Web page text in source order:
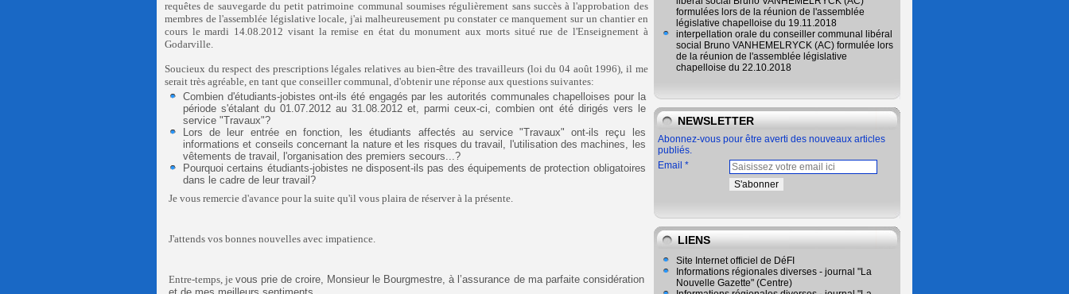
requêtes de sauvegarde du petit patrimoine communal soumises régulièrement sans succès à l'approbation des
membres de l'assemblée législative locale, j'ai malheureusement pu constater ce manquement sur un chantier en
cours le mardi 14.08.2012 visant la remise en état du monument aux morts situé rue de l'Enseignement à
Godarville.
Soucieux du respect des prescriptions légales relatives au bien-être des travailleurs (loi du 04 août 1996), il me
serait très agréable, en tant que conseiller communal, d'obtenir une réponse aux questions suivantes:
Combien d'étudiants-jobistes ont-ils été engagés par les autorités communales chapelloises pour la
période s'étalant du 01.07.2012 au 31.08.2012 et, parmi ceux-ci, combien ont été dirigés vers le
service "Travaux"?
Lors de leur entrée en fonction, les étudiants affectés au service "Travaux" ont-ils reçu les
informations et conseils concernant la nature et les risques du travail, l'utilisation des machines, les
vêtements de travail, l'organisation des premiers secours...?
Pourquoi certains étudiants-jobistes ne disposent-ils pas des équipements de protection obligatoires
dans le cadre de leur travail?
Je vous remercie d'avance pour la suite qu'il vous plaira de réserver à la présente.
J'attends vos bonnes nouvelles avec impatience.
Entre-temps, jevous prie de croire, Monsieur le Bourgmestre, à l’assurance de ma parfaite considération
formulées lors de la réunion de l'assemblée
législative chapelloise du 19.11.2018
interpellation orale du conseiller communal libéral
social Bruno VANHEMELRYCK (AC) formulée lors
de la réunion de l'assemblée législative
chapelloise du 22.10.2018
NEWSLETTER
Abonnez-vous pour être averti des nouveaux articles
publiés.
Email
LIENS
Site Internet officiel de DéFI
Informations régionales diverses - journal "La
Nouvelle Gazette" (Centre)